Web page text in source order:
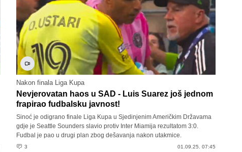
Nakon finala Liga Kupa
Nevjerovatan haos u SAD - Luis Suarez još jednom
frapirao fudbalsku javnost!
Sinoć je odigrano finale Liga Kupa u Sjedinjenim Američkim Državama
gdje je Seattle Sounders slavio protiv Inter Miamija rezultatom 3:0.
Fudbal je pao u drugi plan zbog dešavanja nakon utakmice.
3 01.09.25. 07:45